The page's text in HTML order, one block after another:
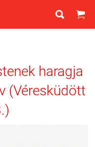
 
haragja
(Véresküdött